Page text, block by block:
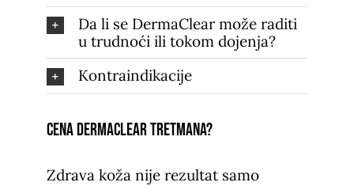
Da li se DermaClear može raditi
u trudnoći ili tokom dojenja?
Kontraindikacije
Cena DermaClear tretmana?
Zdrava koža nije rezultat samo